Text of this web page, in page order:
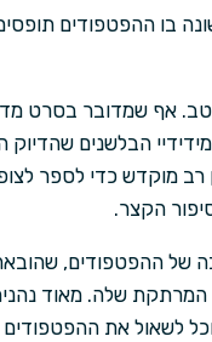
בו ההפטפודים
אף שמדובר בסרט מדע
הבלשנים שהדיוק
מוקדש כדי לספר
הקצר.
של ההפטפודים,
המרתקת שלה. מאוד
לשאול את